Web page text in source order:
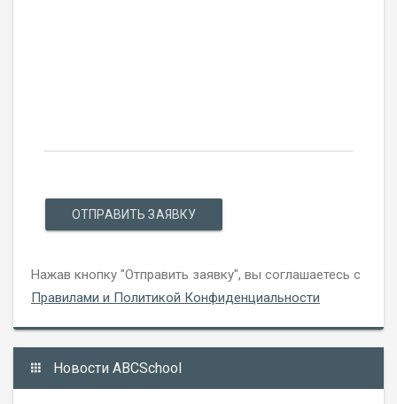
ОТПРАВИТЬ ЗАЯВКУ
Нажав кнопку "Отправить заявку", вы соглашаетесь с
Правилами и Политикой Конфиденциальности
Новости ABCSchool